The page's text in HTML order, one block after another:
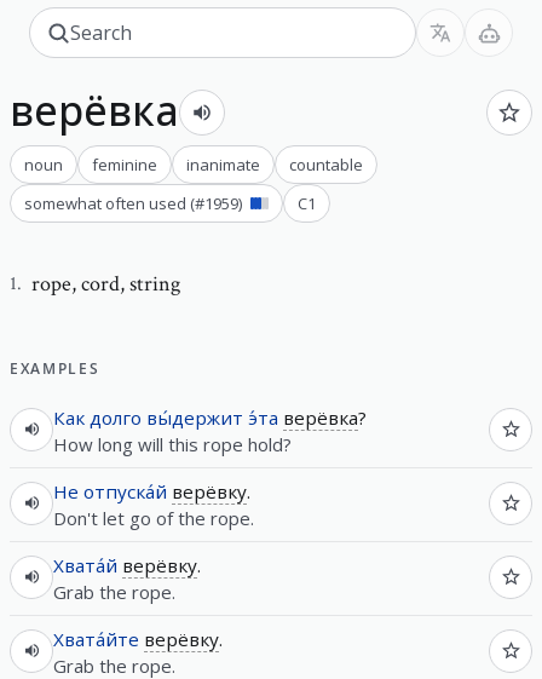
верёвка
noun feminine inanimate
countable
somewhat often used (#1959) C1
1. rope,cord, string
EXAMPLES
Как долго вы́держит э́та верёвка?
How long will this rope hold?
Не отпуска́й верёвку.
Don't let go of the rope.
Хвата́й верёвку.
Grab the rope.
Хвата́йте верёвку.
Grab the rope.